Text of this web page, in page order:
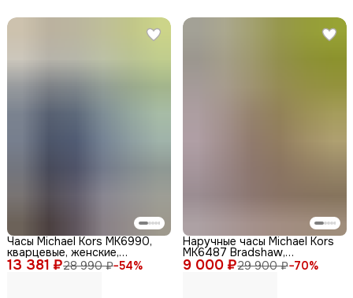
13 381 ₽28 990 ₽−54%
Часы Michael Kors MK6990,
кварцевые, женские,
нержавеющая сталь,
серебряные
9 000 ₽29 900 ₽−70%
Наручные часы Michael Kors
MK6487 Bradshaw,
кварцевые, золотистые